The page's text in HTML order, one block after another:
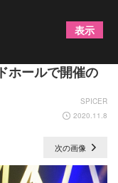
ュー15周年記念
ホールで開催の
SPICER
2020.11.8
次の画像
表示